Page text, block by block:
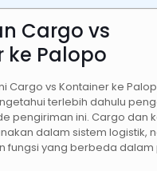
Cargo vs
ke Palopo
Cargo vs Kontainer ke
terlebih dahulu
pengiriman ini. Cargo dan
dalam sistem logistik,
fungsi yang berbeda dalam